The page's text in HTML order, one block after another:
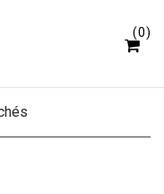
0